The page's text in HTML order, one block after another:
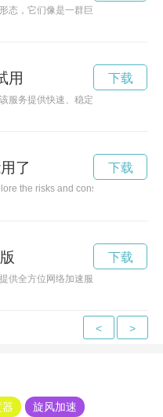
态，它们像是一群巨大的牛蛙在天
用
服务提供快速、稳定的网络加速，
下载
了
the risks and consequences
下载
供全方位网络加速服务的公司，通
下载
< >
旋风加速